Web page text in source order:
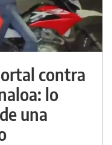
contra
lo
una